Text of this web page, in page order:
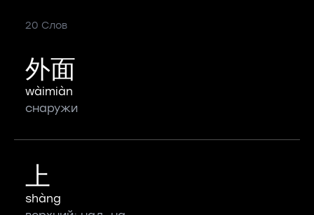
20 Слов
外面
wàimiàn
снаружи
上
shàng